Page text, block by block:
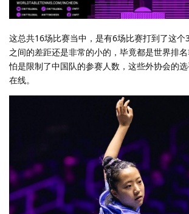
这总共16场比赛当中，是有6场比赛打到了这个
之间的差距还是非常的小的，毕竟都是世界排
怕是限制了中国队的参赛人数，这些外协会的
在线。